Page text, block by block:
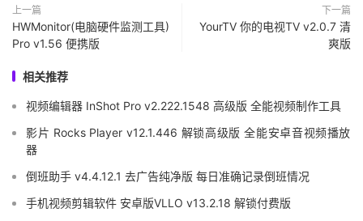
上一篇
HWMonitor(电脑硬件监测工具)
Pro v1.56 便携版
下一篇
YourTV 你的电视TV v2.0.7 清
爽版
相关推荐
视频编辑器 InShot Pro v2.222.1548 高级版 全能视频制作工具
影片 Rocks Player v12.1.446 解锁高级版 全能安卓音视频播放
器
倒班助手 v4.4.12.1 去广告纯净版 每日准确记录倒班情况
手机视频剪辑软件 安卓版VLLO v13.2.18 解锁付费版